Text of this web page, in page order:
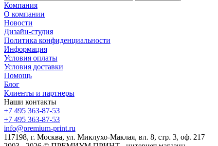
Компания
О компании
Новости
Дизайн-студия
Политика конфиденциальности
Информация
Условия оплаты
Условия доставки
Помощь
Блог
Клиенты и партнеры
Наши контакты
+7 495 363-87-53
+7 495 363-87-53
info@premium-print.ru
117198, г. Москва, ул. Миклухо-Маклая, вл. 8, стр. 3, оф. 217